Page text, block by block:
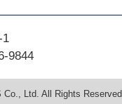
1
9844
Ltd. All Rights Reserved